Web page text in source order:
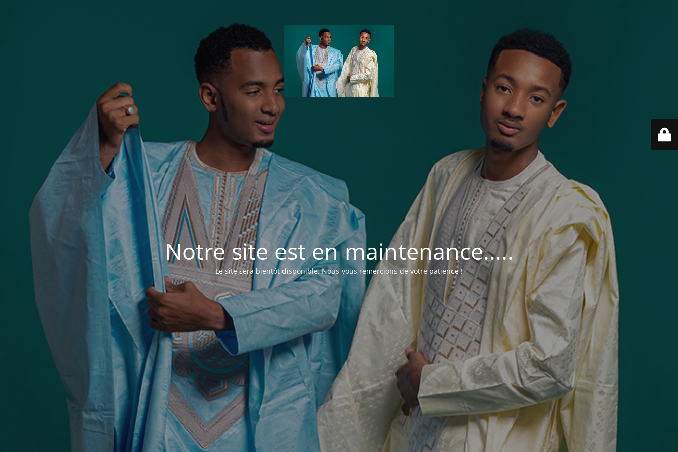
Notre site est en maintenance.....
Le site sera bientôt disponible. Nous vous remercions de votre patience !